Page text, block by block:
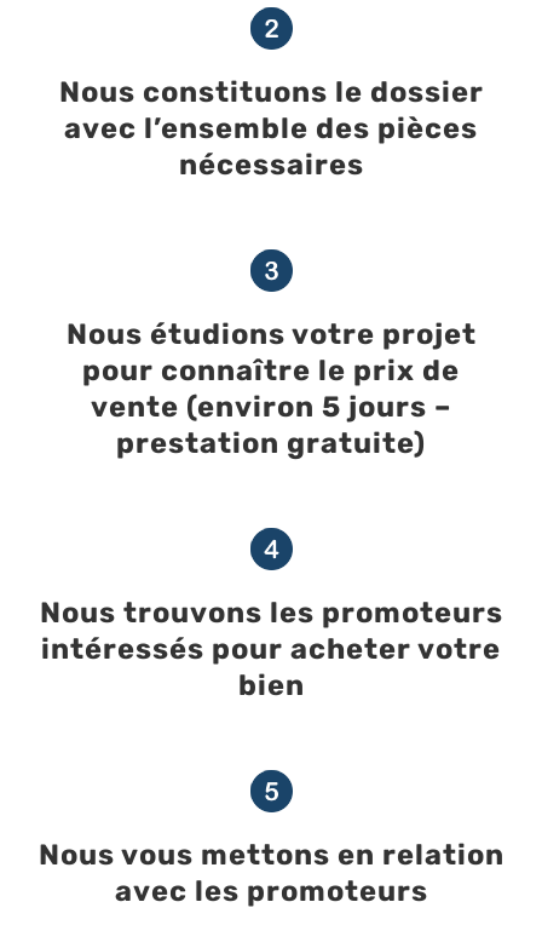
Nous constituons le dossier
avec l’ensemble des pièces
nécessaires
Nous étudions votre projet
pour connaître le prix de
vente (environ 5 jours –
prestation gratuite)
Nous trouvons les promoteurs
intéressés pour acheter votre
bien
Nous vous mettons en relation
avec les promoteurs